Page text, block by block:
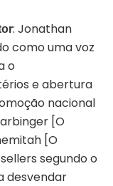
: Jonathan
como uma voz
o
e abertura
nacional
[O
[O
segundo o
desvendar